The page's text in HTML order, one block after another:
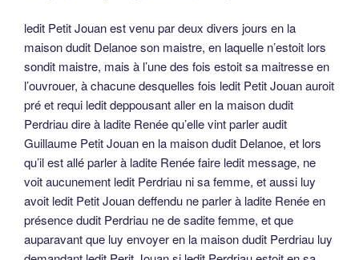
ledit Petit Jouan est venu par deux divers jours en la
maison dudit Delanoe son maistre, en laquelle n’estoit lors
sondit maistre, mais à l’une des fois estoit sa maitresse en
l’ouvrouer, à chacune desquelles fois ledit Petit Jouan auroit
pré et requi ledit deppousant aller en la maison dudit
Perdriau dire à ladite Renée qu’elle vint parler audit
Guillaume Petit Jouan en la maison dudit Delanoe, et lors
qu’il est allé parler à ladite Renée faire ledit message, ne
voit aucunement ledit Perdriau ni sa femme, et aussi luy
avoit ledit Petit Jouan deffendu ne parler à ladite Renée en
présence dudit Perdriau ne de sadite femme, et que
auparavant que luy envoyer en la maison dudit Perdriau luy